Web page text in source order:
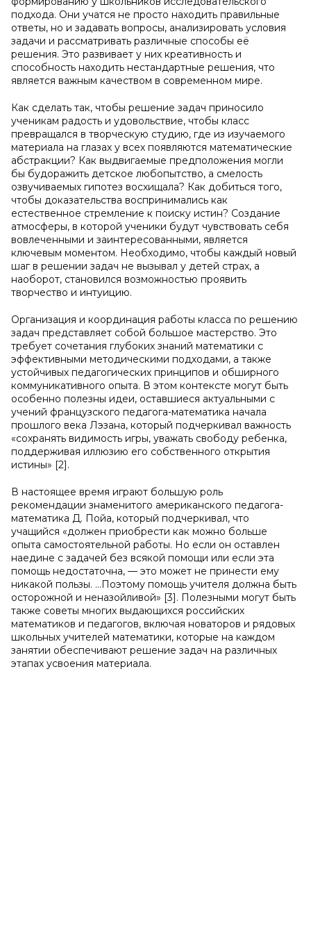
подхода. Они учатся не просто находить правильные
ответы, но и задавать вопросы, анализировать условия
задачи и рассматривать различные способы её
решения. Это развивает у них креативность и
способность находить нестандартные решения, что
является важным качеством в современном мире.
Как сделать так, чтобы решение задач приносило
ученикам радость и удовольствие, чтобы класс
превращался в творческую студию, где из изучаемого
материала на глазах у всех появляются математические
абстракции? Как выдвигаемые предположения могли
бы будоражить детское любопытство, а смелость
озвучиваемых гипотез восхищала? Как добиться того,
чтобы доказательства воспринимались как
естественное стремление к поиску истин? Создание
атмосферы, в которой ученики будут чувствовать себя
вовлеченными и заинтересованными, является
ключевым моментом. Необходимо, чтобы каждый новый
шаг в решении задач не вызывал у детей страх, а
наоборот, становился возможностью проявить
творчество и интуицию.
Организация и координация работы класса по решению
задач представляет собой большое мастерство. Это
требует сочетания глубоких знаний математики с
эффективными методическими подходами, а также
устойчивых педагогических принципов и обширного
коммуникативного опыта. В этом контексте могут быть
особенно полезны идеи, оставшиеся актуальными с
учений французского педагога-математика начала
прошлого века Лэзана, который подчеркивал важность
«сохранять видимость игры, уважать свободу ребенка,
поддерживая иллюзию его собственного открытия
истины» [2].
В настоящее время играют большую роль
рекомендации знаменитого американского педагога-
математика Д. Пойа, который подчеркивал, что
учащийся «должен приобрести как можно больше
опыта самостоятельной работы. Но если он оставлен
наедине с задачей без всякой помощи или если эта
помощь недостаточна, — это может не принести ему
никакой пользы. …Поэтому помощь учителя должна быть
осторожной и неназойливой» [3]. Полезными могут быть
также советы многих выдающихся российских
математиков и педагогов, включая новаторов и рядовых
школьных учителей математики, которые на каждом
занятии обеспечивают решение задач на различных
этапах усвоения материала.